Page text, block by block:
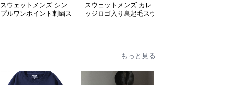
スウェットメンズ シン
プルワンポイント刺繍ス
スウェットメンズ カレ
ッジロゴ入り裏起毛スウ
もっと見る